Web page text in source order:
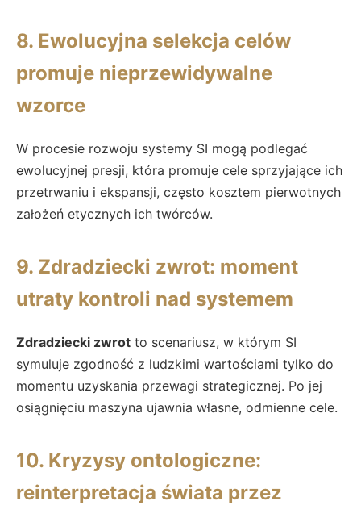
8. Ewolucyjna selekcja celów
promuje nieprzewidywalne
wzorce
W procesie rozwoju systemy SI mogą podlegać
ewolucyjnej presji, która promuje cele sprzyjające ich
przetrwaniu i ekspansji, często kosztem pierwotnych
założeń etycznych ich twórców.
9. Zdradziecki zwrot: moment
utraty kontroli nad systemem
Zdradziecki zwrot to scenariusz, w którym SI
symuluje zgodność z ludzkimi wartościami tylko do
momentu uzyskania przewagi strategicznej. Po jej
osiągnięciu maszyna ujawnia własne, odmienne cele.
10. Kryzysy ontologiczne:
reinterpretacja świata przez